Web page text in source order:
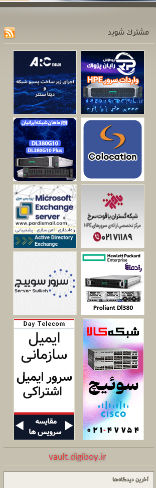
آخرین دیدگاه‌ها